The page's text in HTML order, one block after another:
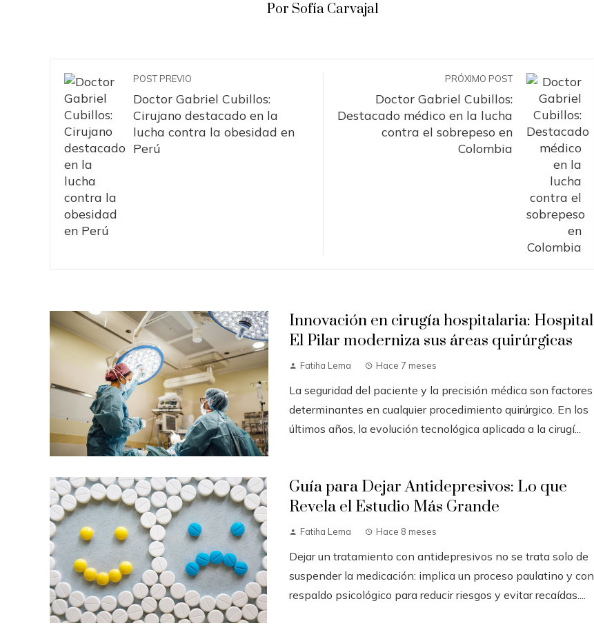
Por Sofía Carvajal
POST PREVIO
Doctor Gabriel Cubillos:
Cirujano destacado en la
lucha contra la obesidad en
Perú
PRÓXIMO POST
Doctor Gabriel Cubillos:
Destacado médico en la lucha
contra el sobrepeso en
Colombia
Innovación en cirugía hospitalaria: Hospital
El Pilar moderniza sus áreas quirúrgicas
Fatiha Lema Hace 7 meses
La seguridad del paciente y la precisión médica son factores
determinantes en cualquier procedimiento quirúrgico. En los
últimos años, la evolución tecnológica aplicada a la cirugí...
Guía para Dejar Antidepresivos: Lo que
Revela el Estudio Más Grande
Fatiha Lema Hace 8 meses
Dejar un tratamiento con antidepresivos no se trata solo de
suspender la medicación: implica un proceso paulatino y con
respaldo psicológico para reducir riesgos y evitar recaídas....